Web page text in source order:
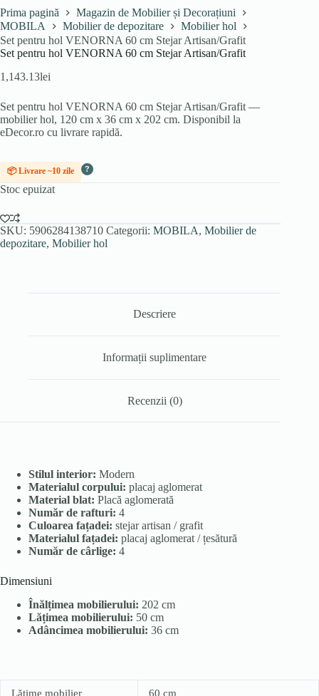
Prima pagină
Magazin de Mobilier și Decorațiuni
MOBILA
Mobilier de depozitare
Mobilier hol
Set pentru hol VENORNA 60 cm Stejar Artisan/Grafit
Set pentru hol VENORNA 60 cm Stejar Artisan/Grafit
1,143.13lei
Set pentru hol VENORNA 60 cm Stejar Artisan/Grafit —
mobilier hol, 120 cm x 36 cm x 202 cm. Disponibil la
eDecor.ro cu livrare rapidă.
📦 Livrare ~10 zile ?
Stoc epuizat
SKU: 5906284138710 Categorii: MOBILA, Mobilier de
depozitare, Mobilier hol
Descriere
Informații suplimentare
Recenzii (0)
Stilul interior: Modern
Materialul corpului: placaj aglomerat
Material blat: Placă aglomerată
Număr de rafturi: 4
Culoarea fațadei: stejar artisan / grafit
Materialul fațadei: placaj aglomerat / țesătură
Număr de cârlige: 4
Dimensiuni
Înălțimea mobilierului: 202 cm
Lățimea mobilierului: 50 cm
Adâncimea mobilierului: 36 cm
Lățime mobilier 60 cm